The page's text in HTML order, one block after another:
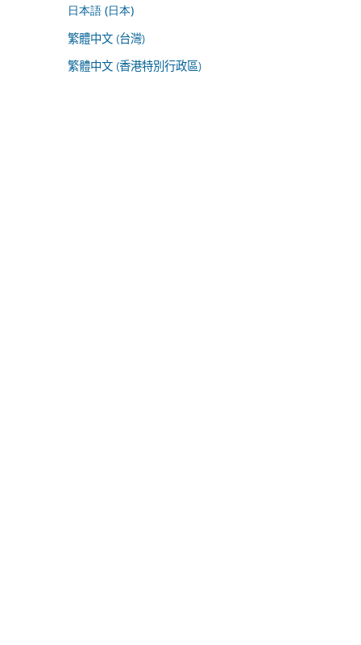
日本語 (日本)
繁體中文 (台灣)
繁體中文 (香港特別行政區)